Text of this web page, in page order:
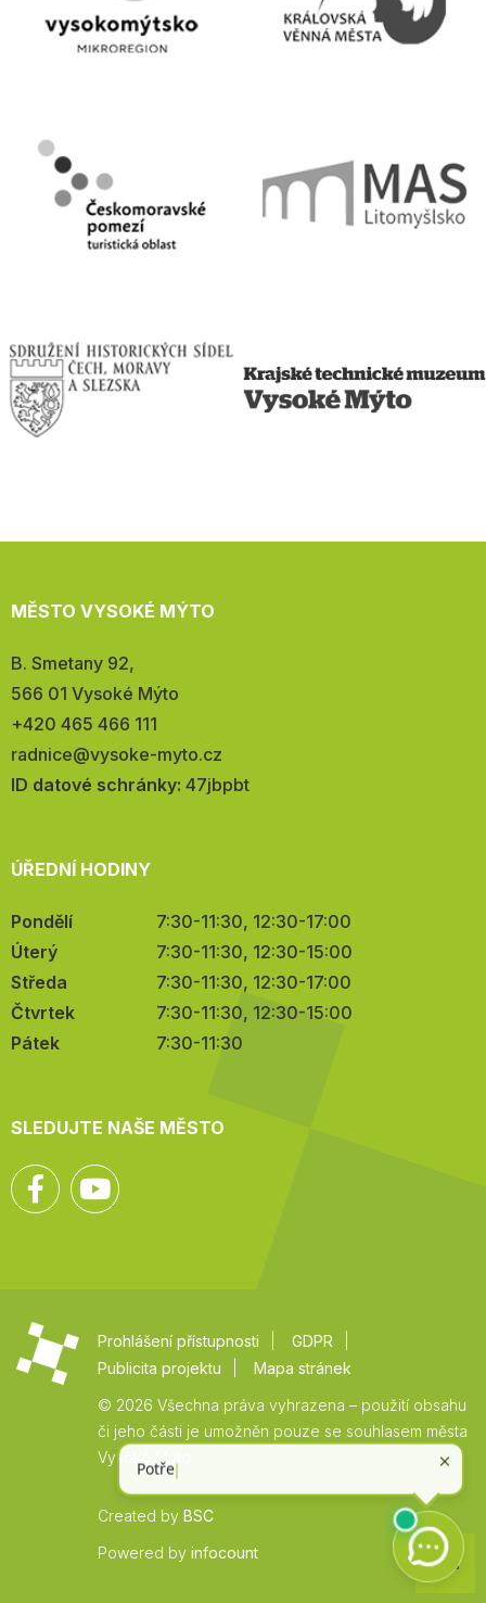
MĚSTO VYSOKÉ MÝTO
Adresa:
B. Smetany 92,
566 01 Vysoké Mýto
Telefon:
+420 465 466 111
E-
mail:
radnice@vysoke-myto.cz
ID datové schránky: 47jbpbt
ÚŘEDNÍ HODINY
Pondělí
7:30-11:30, 12:30-17:00
Úterý
7:30-11:30, 12:30-15:00
Středa
7:30-11:30, 12:30-17:00
Čtvrtek
7:30-11:30, 12:30-15:00
Pátek
7:30-11:30
SLEDUJTE NAŠE MĚSTO
Facebook
Prohlášení přístupnosti
GDPR
Publicita projektu
Mapa stránek
© 2026 Všechna práva vyhrazena – použití obsahu
či jeho části je umožněn pouze se souhlasem města
Vysoké Mýto.
Created by BSC
Powered by infocount
Zpět
na